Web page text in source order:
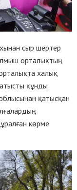
сыр шертер
орталықтың
халық
құнды
қатысқан
көрме